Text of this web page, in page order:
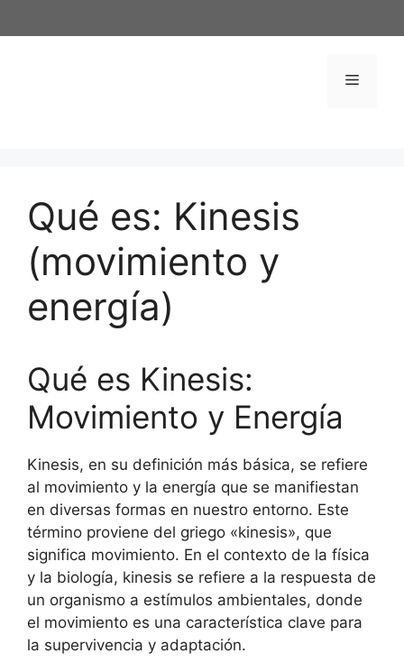
al
Menú
Qué es: Kinesis
(movimiento y
energía)
Qué es Kinesis:
Movimiento y Energía
Kinesis, en su definición más básica, se refiere
al movimiento y la energía que se manifiestan
en diversas formas en nuestro entorno. Este
término proviene del griego «kinesis», que
significa movimiento. En el contexto de la física
y la biología, kinesis se refiere a la respuesta de
un organismo a estímulos ambientales, donde
el movimiento es una característica clave para
la supervivencia y adaptación.